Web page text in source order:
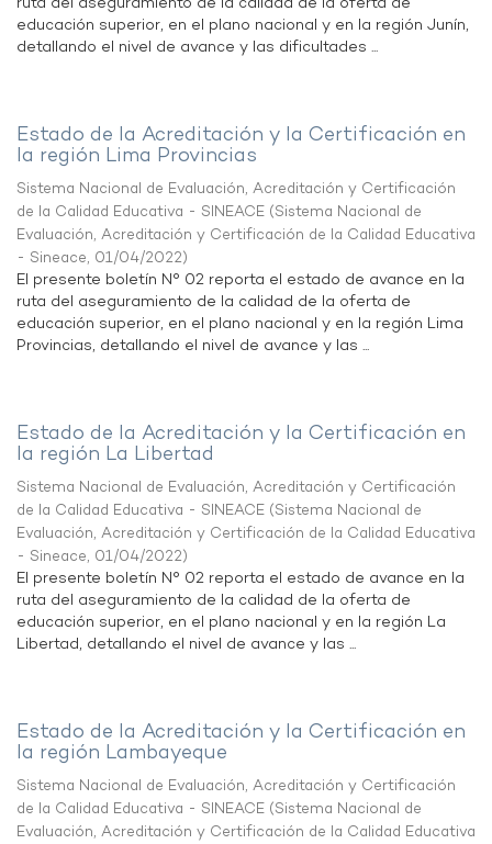
educación superior, en el plano nacional y en la región Junín,
detallando el nivel de avance y las dificultades ...
Estado de la Acreditación y la Certificación en
la región Lima Provincias
Sistema Nacional de Evaluación, Acreditación y Certificación
de la Calidad Educativa - SINEACE (Sistema Nacional de
Evaluación, Acreditación y Certificación de la Calidad Educativa
- Sineace, 01/04/2022)
El presente boletín N° 02 reporta el estado de avance en la
ruta del aseguramiento de la calidad de la oferta de
educación superior, en el plano nacional y en la región Lima
Provincias, detallando el nivel de avance y las ...
Estado de la Acreditación y la Certificación en
la región La Libertad
Sistema Nacional de Evaluación, Acreditación y Certificación
de la Calidad Educativa - SINEACE (Sistema Nacional de
Evaluación, Acreditación y Certificación de la Calidad Educativa
- Sineace, 01/04/2022)
El presente boletín N° 02 reporta el estado de avance en la
ruta del aseguramiento de la calidad de la oferta de
educación superior, en el plano nacional y en la región La
Libertad, detallando el nivel de avance y las ...
Estado de la Acreditación y la Certificación en
la región Lambayeque
Sistema Nacional de Evaluación, Acreditación y Certificación
de la Calidad Educativa - SINEACE (Sistema Nacional de
Evaluación, Acreditación y Certificación de la Calidad Educativa